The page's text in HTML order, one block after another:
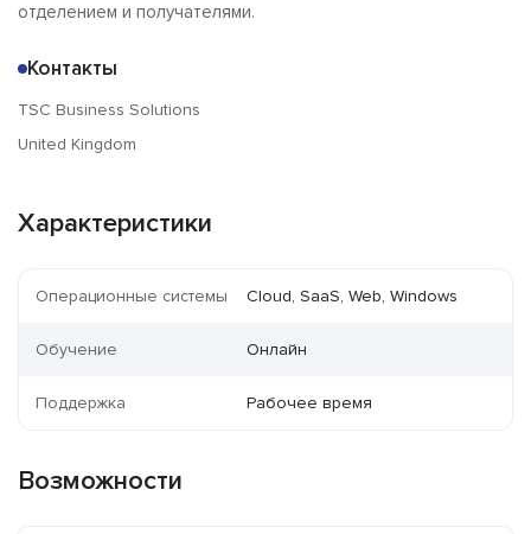
отделением и получателями.
Контакты
TSC Business Solutions
United Kingdom
Характеристики
Операционные системы Cloud, SaaS, Web, Windows
Обучение Онлайн
Поддержка Рабочее время
Возможности